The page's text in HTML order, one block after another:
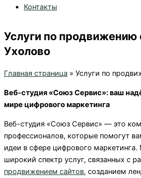
Контакты
Услуги по продвижению
Ухолово
Главная страница » Услуги по
Веб-студия «Союз Сервис»: ваш
мире цифрового маркетинга
Веб-студия «Союз Сервис» — это
профессионалов, которые помогут
идеи в сфере цифрового
широкий спектр услуг, связанных с
продвижением сайтов, созданием